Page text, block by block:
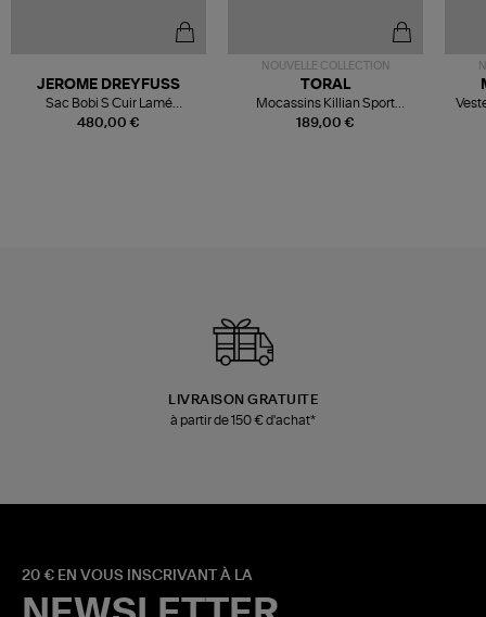
480,00 €
JEROME DREYFUSS
Sac Bobi S Cuir Lamé
Champagne
NOUVELLE COLLECTION
189,00 €
TORAL
Mocassins Killian Sport
Mousse
LIVRAISON GRATUITE
à partir de 150 € d'achat*
20 € EN VOUS INSCRIVANT À LA